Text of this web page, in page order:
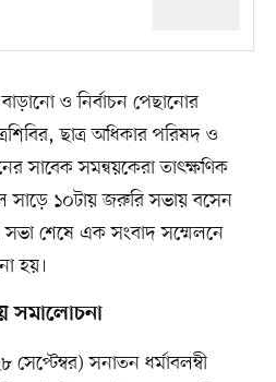
ও নির্বাচন পেছানোর
ছাত্র অধিকার পরিষদ ও
সাবেক সমন্বয়কেরা তাৎক্ষণিক
সাড়ে ১০টায় জরুরি সভায় বসেন
সভা শেষে এক সংবাদ সম্মেলনে
হয়।
সমালোচনা
সনাতন ধর্মাবলম্বী